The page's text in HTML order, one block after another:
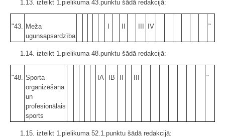
1.13. izteikt 1.pielikuma 43.punktu šādā redakcijā:
"43. Meža
ugunsapsardzība
IV "
1.14. izteikt 1.pielikuma 48.punktu šādā redakcijā:
"48. Sporta
organizēšana
un
profesionālais
sports
IA IB "
1.15. izteikt 1.pielikuma 52.1.punktu šādā redakcijā: